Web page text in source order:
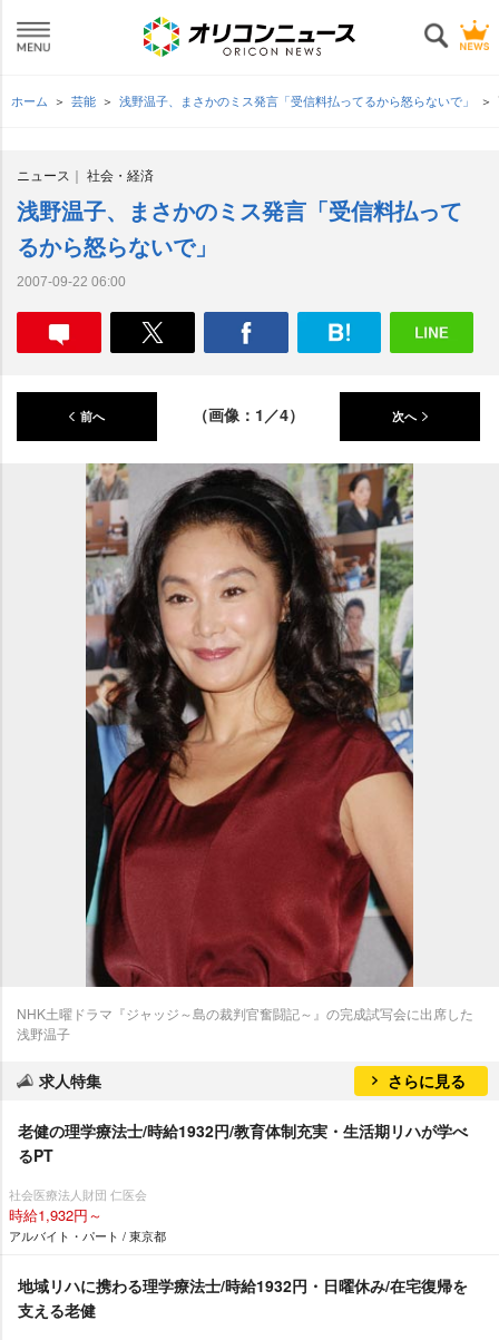
ホーム 芸能 浅野温子、まさかのミス発言「受信料払ってるから怒らないで」
ニュース 社会・経済
浅野温子、まさかのミス発言「受信料払って
るから怒らないで」
2007-09-22 06:00
前へ （画像：1／4） 次へ
NHK土曜ドラマ『ジャッジ～島の裁判官奮闘記～』の完成試写会に出席した
浅野温子
求人特集 さらに見る
老健の理学療法士/時給1932円/教育体制充実・生活期リハが学べ
るPT
社会医療法人財団 仁医会
時給1,932円～
アルバイト・パート / 東京都
地域リハに携わる理学療法士/時給1932円・日曜休み/在宅復帰を
支える老健